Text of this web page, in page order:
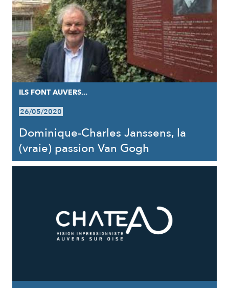
ILS FONT AUVERS...
26/05/2020
Dominique-Charles Janssens, la
(vraie) passion Van Gogh